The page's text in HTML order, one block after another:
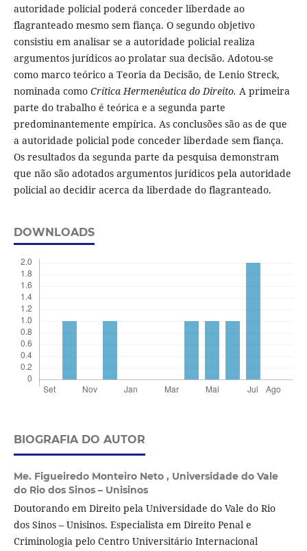
autoridade policial poderá conceder liberdade ao
flagranteado mesmo sem fiança. O segundo objetivo
consistiu em analisar se a autoridade policial realiza
argumentos jurídicos ao prolatar sua decisão. Adotou-se
como marco teórico a Teoria da Decisão, de Lenio Streck,
nominada como Crítica Hermenêutica do Direito. A primeira
parte do trabalho é teórica e a segunda parte
predominantemente empírica. As conclusões são as de que
a autoridade policial pode conceder liberdade sem fiança.
Os resultados da segunda parte da pesquisa demonstram
que não são adotados argumentos jurídicos pela autoridade
policial ao decidir acerca da liberdade do flagranteado.
DOWNLOADS
BIOGRAFIA DO AUTOR
Me. Figueiredo Monteiro Neto , Universidade do Vale
do Rio dos Sinos – Unisinos
Doutorando em Direito pela Universidade do Vale do Rio
dos Sinos – Unisinos. Especialista em Direito Penal e
Criminologia pelo Centro Universitário Internacional